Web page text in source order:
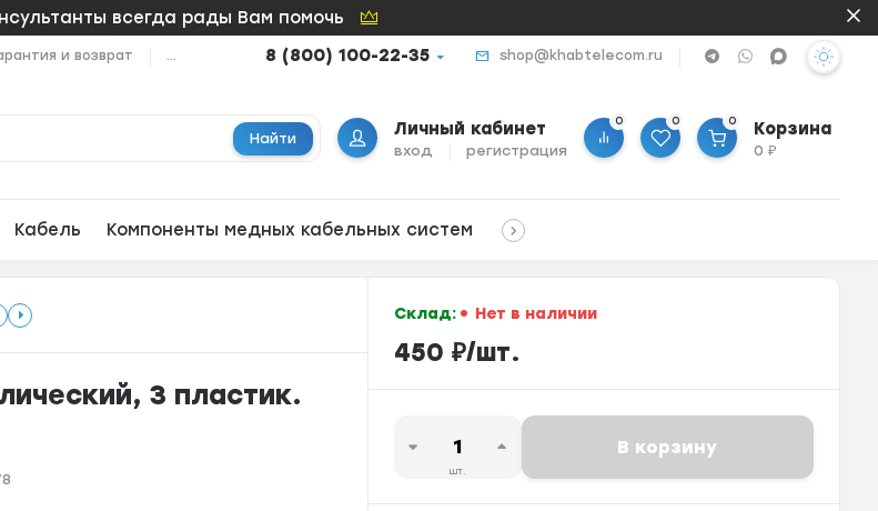
всегда рады Вам помочь
и возврат ... 8 (800) 100-22-35 shop@khabtelecom.ru
Найти Личный кабинет
вход регистрация
0 0 0 Корзина
0₽
Кабель Компоненты медных кабельных систем
3 пластик.
Склад: Нет в наличии
450 ₽/шт.
шт.
В корзину